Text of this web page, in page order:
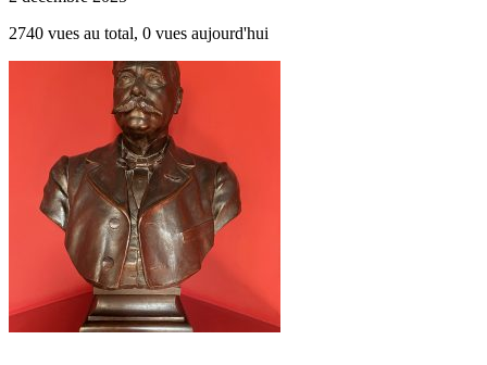
2740 vues au total, 0 vues aujourd'hui